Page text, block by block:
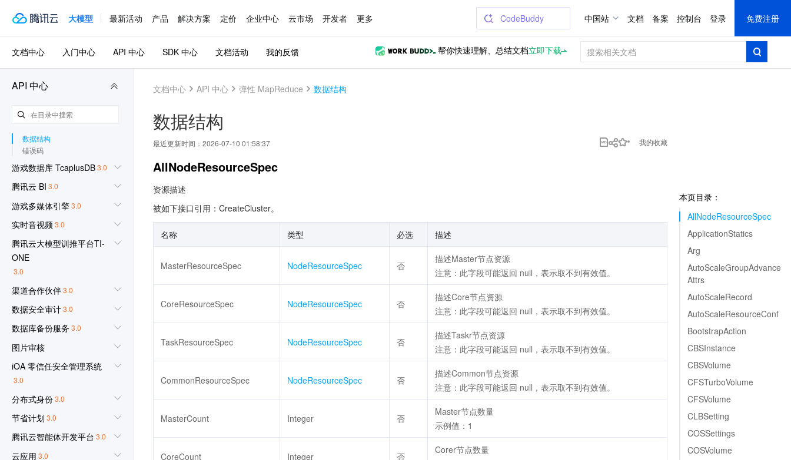
大模型 最新活动 产品 解决方案 定价 企业中心 云市场 开发者 更多 CodeBuddy 中国站 文档 备案 控制台 登录 免费注册
API 中心
集群资源管理相关接口
信息查询相关接口
扩缩容相关接口
配置相关接口
集群生命周期相关接口
YARN资源调度相关接口
数据结构
错误码
游戏数据库 TcaplusDB3.0
腾讯云 BI 3.0
游戏多媒体引擎3.0
实时音视频3.0
腾讯云大模型训推平台TI-
ONE
3.0
渠道合作伙伴3.0
数据安全审计3.0
数据库备份服务 3.0
图片审核
iOA 零信任安全管理系统
3.0
分布式身份3.0
节省计划 3.0
腾讯云智能体开发平台 3.0
云应用 3.0
文档中心 入门中心 API 中心 SDK 中心 文档活动 我的反馈 帮你快速理解、总结文档立即下载
文档中心 API 中心 弹性 MapReduce 数据结构
数据结构
最近更新时间： 2026-07-10 01:58:37 我的收藏
本页目录：
AllNodeResourceSpec
ApplicationStatics
Arg
AutoScaleGroupAdvance
Attrs
AutoScaleRecord
AutoScaleResourceConf
BootstrapAction
CBSInstance
CBSVolume
CFSTurboVolume
CFSVolume
CLBSetting
COSSettings
COSVolume
AllNodeResourceSpec
资源描述
被如下接口引用：CreateCluster。
名称 类型 必选 描述
MasterResourceSpec NodeResourceSpec 否
描述Master节点资源
注意：此字段可能返回 null，表示取不到有效值。
CoreResourceSpec NodeResourceSpec 否
描述Core节点资源
注意：此字段可能返回 null，表示取不到有效值。
TaskResourceSpec NodeResourceSpec 否
描述Taskr节点资源
注意：此字段可能返回 null，表示取不到有效值。
CommonResourceSpec NodeResourceSpec 否
描述Common节点资源
注意：此字段可能返回 null，表示取不到有效值。
MasterCount Integer 否
Master节点数量
示例值：1
CoreCount Integer 否
Corer节点数量